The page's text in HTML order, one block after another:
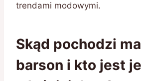
trendami modowymi.
Skąd pochodzi
barson i kto jest